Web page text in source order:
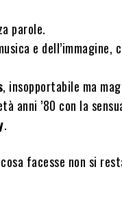
parole.
e dell’immagine,
, insopportabile ma
anni ’80 con la
.
facesse non si